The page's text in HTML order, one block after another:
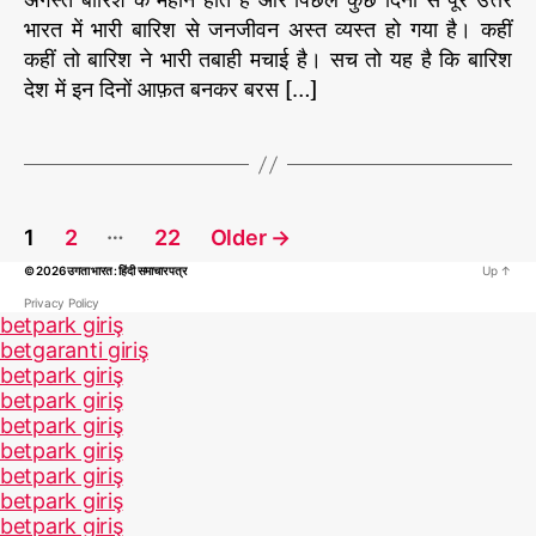
रि
श
*
भारत में भारी बारिश से जनजीवन अस्त व्यस्त हो गया है। कहीं
कहीं तो बारिश ने भारी तबाही मचाई है। सच तो यह है कि बारिश
देश में इन दिनों आफ़त बनकर बरस […]
o
s
t
s
p
a
g
i
n
a
1 2 … 22 Older →
© 2026उगता भारत : हिंदी समाचार पत्र
Privacy Policy
Up ↑
betpark giriş
betgaranti giriş
betpark giriş
betpark giriş
betpark giriş
betpark giriş
betpark giriş
betpark giriş
betpark giriş